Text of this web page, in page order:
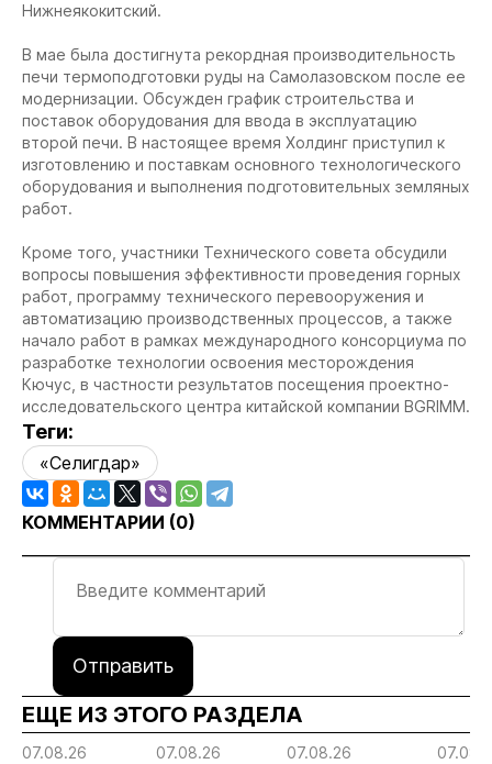
Нижнеякокитский.
В мае была достигнута рекордная производительность
печи термоподготовки руды на Самолазовском после ее
модернизации. Обсужден график строительства и
поставок оборудования для ввода в эксплуатацию
второй печи. В настоящее время Холдинг приступил к
изготовлению и поставкам основного технологического
оборудования и выполнения подготовительных земляных
работ.
Кроме того, участники Технического совета обсудили
вопросы повышения эффективности проведения горных
работ, программу технического перевооружения и
автоматизацию производственных процессов, а также
начало работ в рамках международного консорциума по
разработке технологии освоения месторождения
Кючус, в частности результатов посещения проектно-
исследовательского центра китайской компании BGRIMM.
Теги:
«Селигдар»
КОММЕНТАРИИ (0)
Отправить
ЕЩЕ ИЗ ЭТОГО РАЗДЕЛА
07.08.26 07.08.26 07.08.26